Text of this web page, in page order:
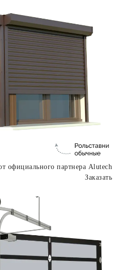
официального партнера Alutech
Заказать